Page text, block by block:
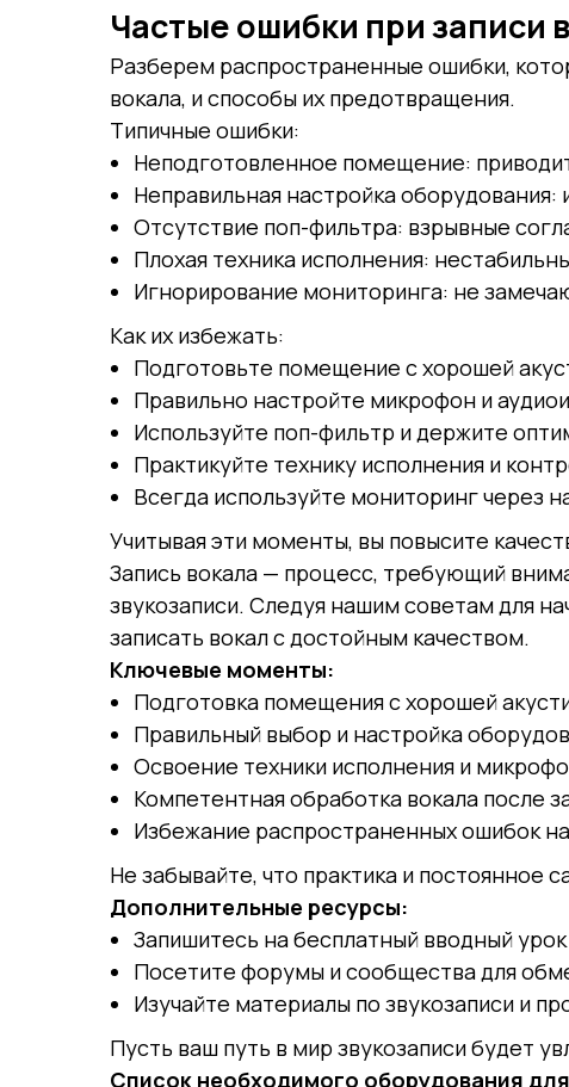
Частые ошибки при записи
Разберем распространенные ошибки,
вокала, и способы их предотвращения.
Типичные ошибки:
Неподготовленное помещение:
Неправильная настройка оборудования:
Отсутствие поп-фильтра: взрывные
Плохая техника исполнения:
Игнорирование мониторинга: не
Как их избежать:
Подготовьте помещение с хорошей
Правильно настройте микрофон и
Используйте поп-фильтр и держите
Практикуйте технику исполнения и
Всегда используйте мониторинг через
Учитывая эти моменты, вы повысите
Запись вокала — процесс, требующий
звукозаписи. Следуя нашим советам для
записать вокал с достойным качеством.
Ключевые моменты:
Подготовка помещения с хорошей
Правильный выбор и настройка
Освоение техники исполнения и
Компетентная обработка вокала после
Избежание распространенных ошибок
Не забывайте, что практика и постоянное
Дополнительные ресурсы:
Запишитесь на бесплатный вводный
Посетите форумы и сообщества для
Изучайте материалы по звукозаписи и
Пусть ваш путь в мир звукозаписи будет
Список необходимого оборудования